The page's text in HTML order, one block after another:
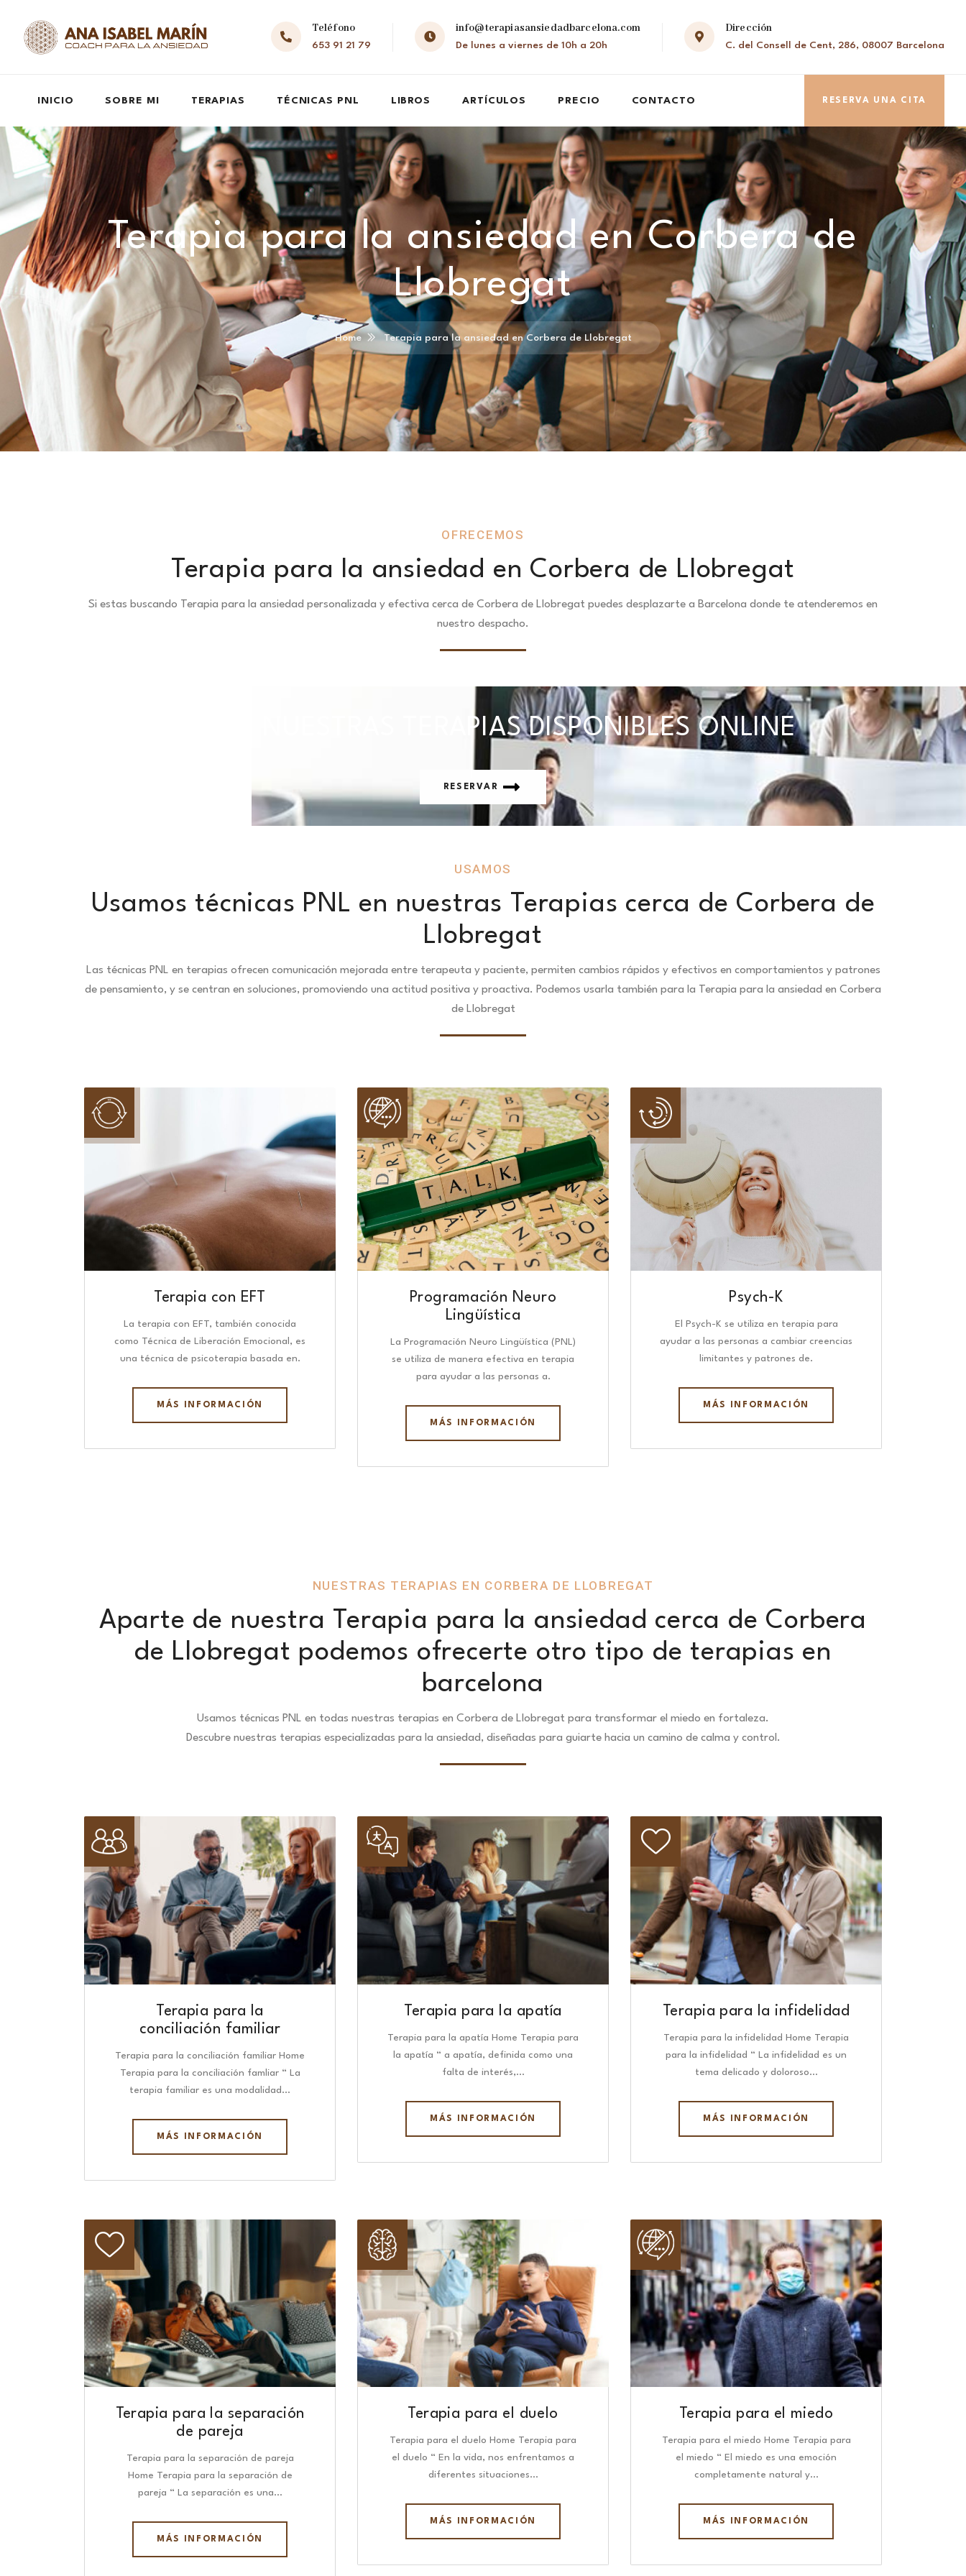
Teléfono
653 91 21 79
info@terapiasansiedadbarcelona.com
De lunes a viernes de 10h a 20h
Dirección
C. del Consell de Cent, 286, 08007 Barcelona
INICIO SOBRE MI TERAPIAS TÉCNICAS PNL LIBROS ARTÍCULOS PRECIO CONTACTO RESERVA UNA CITA
Terapia para la ansiedad en Corbera de
Llobregat
Home Terapia para la ansiedad en Corbera de Llobregat
OFRECEMOS
Terapia para la ansiedad en Corbera de Llobregat
Si estas buscando Terapia para la ansiedad personalizada y efectiva cerca de Corbera de Llobregat puedes desplazarte a Barcelona donde te atenderemos en
nuestro despacho.
TODAS NUESTRAS TERAPIAS DISPONIBLES ONLINE
RESERVAR
USAMOS
Usamos técnicas PNL en nuestras Terapias cerca de Corbera de
Llobregat
Las técnicas PNL en terapias ofrecen comunicación mejorada entre terapeuta y paciente, permiten cambios rápidos y efectivos en comportamientos y patrones
de pensamiento, y se centran en soluciones, promoviendo una actitud positiva y proactiva. Podemos usarla también para la Terapia para la ansiedad en Corbera
de Llobregat
Terapia con EFT
La terapia con EFT, también conocida
como Técnica de Liberación Emocional, es
una técnica de psicoterapia basada en.
MÁS INFORMACIÓN
Programación Neuro
Lingüística​
La Programación Neuro Lingüística (PNL)
se utiliza de manera efectiva en terapia
para ayudar a las personas a.
MÁS INFORMACIÓN
Psych-K
El Psych-K se utiliza en terapia para
ayudar a las personas a cambiar creencias
limitantes y patrones de.
MÁS INFORMACIÓN
NUESTRAS TERAPIAS EN CORBERA DE LLOBREGAT
Aparte de nuestra Terapia para la ansiedad cerca de Corbera
de Llobregat podemos ofrecerte otro tipo de terapias en
barcelona
Usamos técnicas PNL en todas nuestras terapias en Corbera de Llobregat para transformar el miedo en fortaleza.
Descubre nuestras terapias especializadas para la ansiedad, diseñadas para guiarte hacia un camino de calma y control.
Terapia para la
conciliación familiar
Terapia para la conciliación familiar Home
Terapia para la conciliación famliar “ La
terapia familiar es una modalidad…
MÁS INFORMACIÓN
Terapia para la apatía
Terapia para la apatía Home Terapia para
la apatía “ a apatía, definida como una
falta de interés,…
MÁS INFORMACIÓN
Terapia para la infidelidad
Terapia para la infidelidad Home Terapia
para la infidelidad “ La infidelidad es un
tema delicado y doloroso…
MÁS INFORMACIÓN
Terapia para la separación
de pareja
Terapia para la separación de pareja
Home Terapia para la separación de
pareja “ La separación es una…
MÁS INFORMACIÓN
Terapia para el duelo
Terapia para el duelo Home Terapia para
el duelo “ En la vida, nos enfrentamos a
diferentes situaciones…
MÁS INFORMACIÓN
Terapia para el miedo
Terapia para el miedo Home Terapia para
el miedo “ El miedo es una emoción
completamente natural y…
MÁS INFORMACIÓN